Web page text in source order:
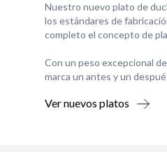
Nuestro nuevo plato de
los estándares de
completo el concepto de
Con un peso excepcional
marca un antes y un
Ver nuevos platos